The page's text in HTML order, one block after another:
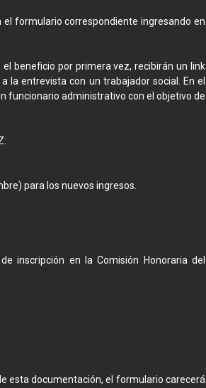
formulario correspondiente ingresando en
beneficio por primera vez, recibirán un link
la entrevista con un trabajador social. En el
funcionario administrativo con el objetivo de
para los nuevos ingresos.
inscripción en la Comisión Honoraria del
esta documentación, el formulario carecerá